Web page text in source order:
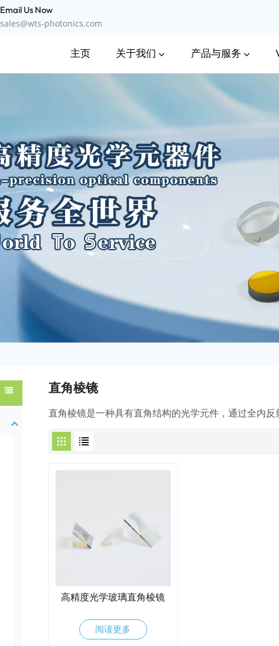
Email Us Now
sales@wts-photonics.com
主页 关于我们 产品与服务
直角棱镜
直角棱镜是一种具有直角结构的光学元件，通过全内
高精度光学玻璃直角棱镜
阅读更多